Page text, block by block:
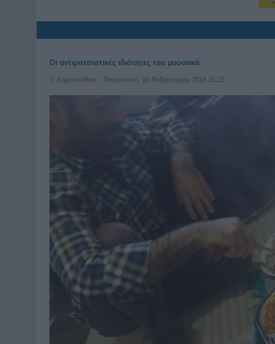
Οι αντιρατσιστικές ιδιότητες του μουσακά
Δημοσιεύθηκε : Παρασκευή, 16 Φεβρουαρίου 2018 15:15